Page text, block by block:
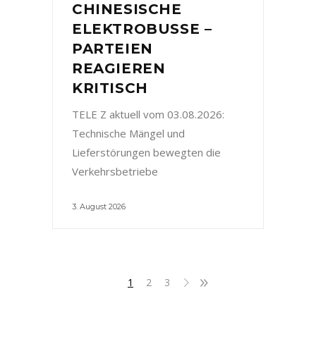
CHINESISCHE
ELEKTROBUSSE –
PARTEIEN
REAGIEREN
KRITISCH
TELE Z aktuell vom 03.08.2026:
Technische Mängel und
Lieferstörungen bewegten die
Verkehrsbetriebe
3. August 2026
1 2 3